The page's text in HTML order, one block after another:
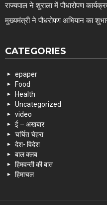
राज्यपाल ने शुराला में पौधारोपण
मुख्यमंत्री ने पौधरोपण अभियान का
CATEGORIES
epaper
Food
Health
Uncategorized
video
ई – अखबार
चर्चित चेहरा
देश- विदेश
बाल क्लब
हिमवन्ती की बात
हिमाचल